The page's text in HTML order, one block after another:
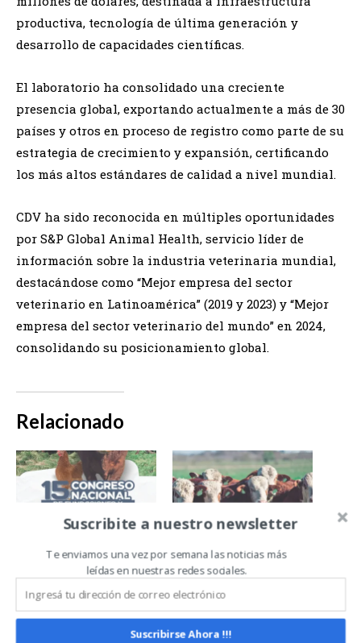
productiva, tecnología de última generación y
desarrollo de capacidades científicas.
El laboratorio ha consolidado una creciente
presencia global, exportando actualmente a más de 30
países y otros en proceso de registro como parte de su
estrategia de crecimiento y expansión, certificando
los más altos estándares de calidad a nivel mundial.
CDV ha sido reconocida en múltiples oportunidades
por S&P Global Animal Health, servicio líder de
información sobre la industria veterinaria mundial,
destacándose como “Mejor empresa del sector
veterinario en Latinoamérica” (2019 y 2023) y “Mejor
empresa del sector veterinario del mundo” en 2024,
consolidando su posicionamiento global.
Relacionado
Gualeguaychú
será sede del
congreso
nacional de
sanidad ganadera
Programa
delineado para el
Congreso
Nacional de
Entes: dos
Suscribite a nuestro newsletter
Te enviamos una vez por semana las noticias más
leídas en nuestras redes sociales.
Suscribirse Ahora !!!